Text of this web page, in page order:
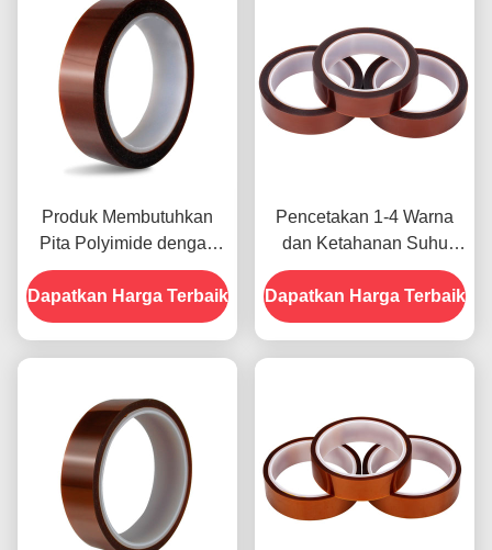
Produk Membutuhkan
Pita Polyimide dengan
Resistensi Tegangan
1000V
Dapatkan Harga Terbaik
Pencetakan 1-4 Warna
dan Ketahanan Suhu
-10C-80C Metode
Pembayaran Kartu Kredit
untuk Model Sebelumnya
Dapatkan Harga Terbaik